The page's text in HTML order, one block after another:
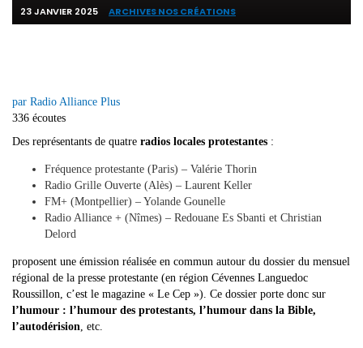
23 JANVIER 2025 ARCHIVES NOS CRÉATIONS
par Radio Alliance Plus
336 écoutes
Des représentants de quatre radios locales protestantes :
Fréquence protestante (Paris) – Valérie Thorin
Radio Grille Ouverte (Alès) – Laurent Keller
FM+ (Montpellier) – Yolande Gounelle
Radio Alliance + (Nîmes) – Redouane Es Sbanti et Christian
Delord
proposent une émission réalisée en commun autour du dossier du mensuel
régional de la presse protestante (en région Cévennes Languedoc
Roussillon, c’est le magazine « Le Cep »). Ce dossier porte donc sur
l’humour : l’humour des protestants, l’humour dans la Bible,
l’autodérision, etc.